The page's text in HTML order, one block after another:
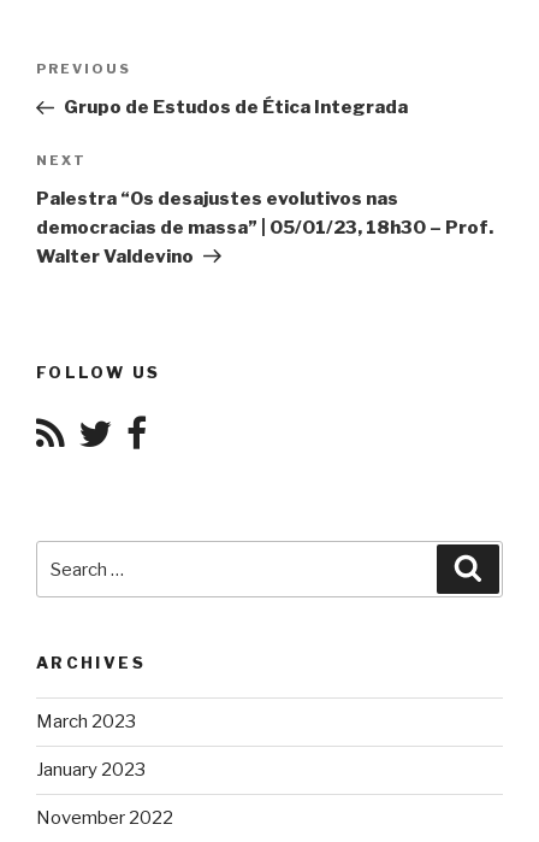
Previous
Post
PREVIOUS
Grupo de Estudos de Ética Integrada
Next
Post
NEXT
Palestra “Os desajustes evolutivos nas
democracias de massa” | 05/01/23, 18h30 – Prof.
Walter Valdevino
FOLLOW US
for:
ARCHIVES
March 2023
January 2023
November 2022